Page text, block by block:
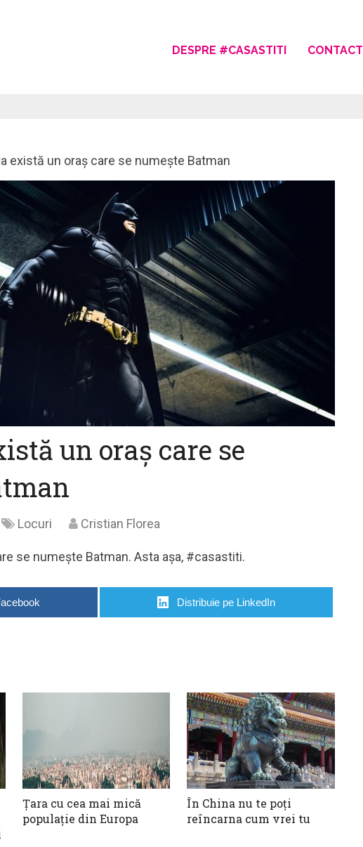
DESPRE #CASASTITI CONTACT
există un oraș care se numește Batman
un oraș care se
Locuri Cristian Florea
se numește Batman. Asta așa, #casastiti.
Distribuie pe LinkedIn
Țara cu cea mai mică
populație din Europa
În China nu te poţi
reîncarna cum vrei tu